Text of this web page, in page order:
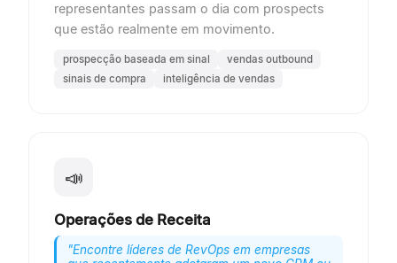
representantes passam o dia com prospects
que estão realmente em movimento.
prospecção baseada em sinal
vendas outbound
sinais de compra
inteligência de vendas
📣
Operações de Receita
"Encontre líderes de RevOps em empresas